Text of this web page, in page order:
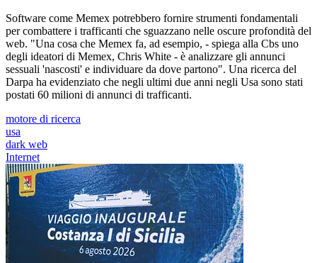
Software come Memex potrebbero fornire strumenti fondamentali
per combattere i trafficanti che sguazzano nelle oscure profondità del
web. "Una cosa che Memex fa, ad esempio, - spiega alla Cbs uno
degli ideatori di Memex, Chris White - è analizzare gli annunci
sessuali 'nascosti' e individuare da dove partono". Una ricerca del
Darpa ha evidenziato che negli ultimi due anni negli Usa sono stati
postati 60 milioni di annunci di trafficanti.
motore di ricerca
usa
dark web
Internet